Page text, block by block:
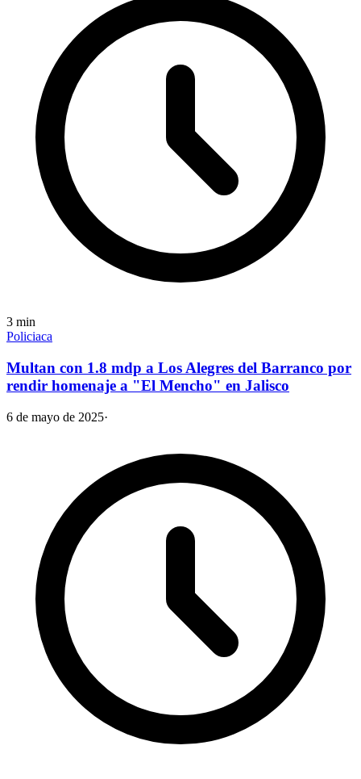
3 min
Policiaca
Multan con 1.8 mdp a Los Alegres del Barranco por
rendir homenaje a "El Mencho" en Jalisco
6 de mayo de 2025·